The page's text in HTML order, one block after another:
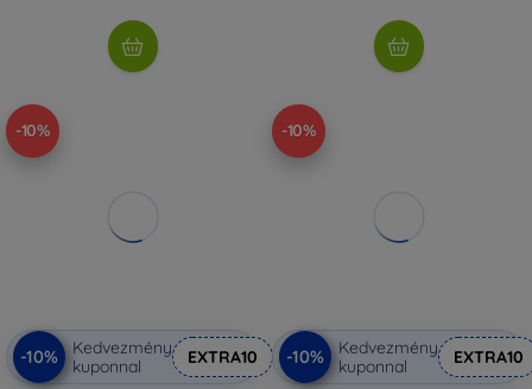
-10%
-10%
Kedvezmény
kuponnal
EXTRA10
-10%
-10%
Kedvezmény
kuponnal
EXTRA10